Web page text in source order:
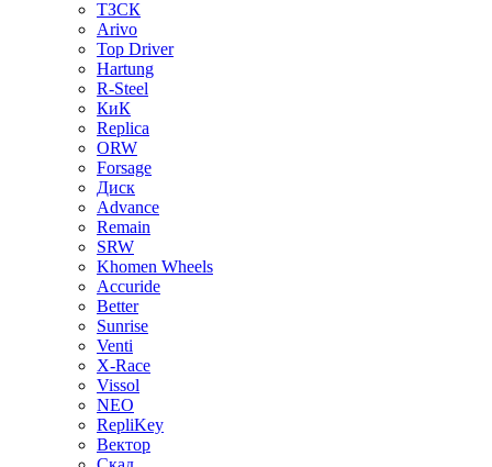
ТЗСК
Arivo
Top Driver
Hartung
R-Steel
КиК
Replica
ORW
Forsage
Диск
Advance
Remain
SRW
Khomen Wheels
Accuride
Better
Sunrise
Venti
X-Race
Vissol
NEO
RepliKey
Вектор